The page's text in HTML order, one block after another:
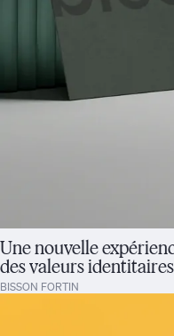
Une nouvelle
des valeurs identitaires
BISSON FORTIN